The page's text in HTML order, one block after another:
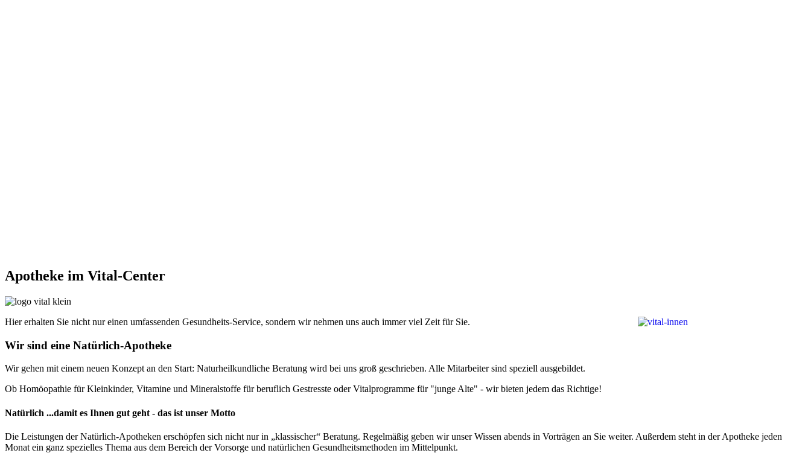
Apotheke im Vital-Center
Hier erhalten Sie nicht nur einen umfassenden Gesundheits-Service, sondern wir nehmen uns auch immer viel Zeit für Sie.
Wir sind eine Natürlich-Apotheke
Wir gehen mit einem neuen Konzept an den Start: Naturheilkundliche Beratung wird bei uns groß geschrieben. Alle Mitarbeiter sind speziell ausgebildet.
Ob Homöopathie für Kleinkinder, Vitamine und Mineralstoffe für beruflich Gestresste oder Vitalprogramme für "junge Alte" - wir bieten jedem das Richtige!
Natürlich ...damit es Ihnen gut geht - das ist unser Motto
Die Leistungen der Natürlich-Apotheken erschöpfen sich nicht nur in „klassischer“ Beratung. Regelmäßig geben wir unser Wissen abends in Vorträgen an Sie weiter. Außerdem steht in der Apotheke jeden
Monat ein ganz spezielles Thema aus dem Bereich der Vorsorge und natürlichen Gesundheitsmethoden im Mittelpunkt.